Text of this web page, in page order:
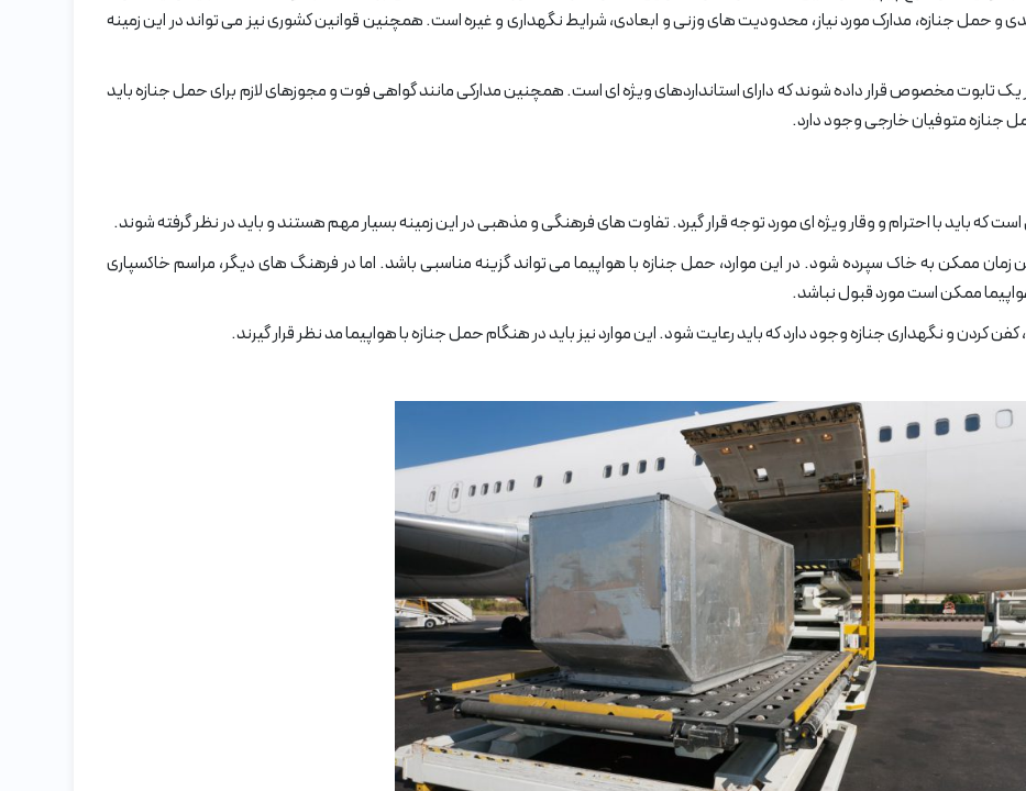
و حمل جنازه، مدارک مورد نیاز، محدودیت های وزنی و ابعادی، شرایط نگهداری و غیره است. همچنین قوانین کشوری نیز می تواند در این زمینه
در یک تابوت مخصوص قرار داده شوند که دارای استانداردهای ویژه ای است. همچنین مدارکی مانند گواهی فوت و مجوزهای لازم برای حمل جنازه باید
جنازه متوفیان خارجی وجود دارد.
با احترام و وقار ویژه ای مورد توجه قرار گیرد. تفاوت های فرهنگی و مذهبی در این زمینه بسیار مهم هستند و باید در نظر گرفته شوند.
زمان ممکن به خاک سپرده شود. در این موارد، حمل جنازه با هواپیما می تواند گزینه مناسبی باشد. اما در فرهنگ های دیگر، مراسم خاکسپاری
ممکن است مورد قبول نباشد.
و نگهداری جنازه وجود دارد که باید رعایت شود. این موارد نیز باید در هنگام حمل جنازه با هواپیما مد نظر قرار گیرند.